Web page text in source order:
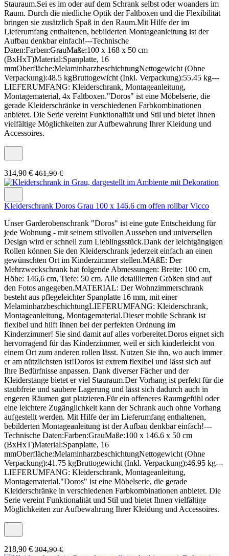
Stauraum.Sei es im oder auf dem Schrank selbst oder woanders im
Raum. Durch die niedliche Optik der Faltboxen und die Flexibilität
bringen sie zusätzlich Spaß in den Raum.Mit Hilfe der im
Lieferumfang enthaltenen, bebilderten Montageanleitung ist der
Aufbau denkbar einfach!---Technische
Daten:Farben:GrauMaße:100 x 168 x 50 cm
(BxHxT)Material:Spanplatte, 16
mmOberfläche:MelaminharzbeschichtungNettogewicht (Ohne
Verpackung):48.5 kgBruttogewicht (Inkl. Verpackung):55.45 kg---
LIEFERUMFANG: Kleiderschrank, Montageanleitung,
Montagematerial, 4x Faltboxen."Doros" ist eine Möbelserie, die
gerade Kleiderschränke in verschiedenen Farbkombinationen
anbietet. Die Serie vereint Funktionalität und Stil und bietet Ihnen
vielfältige Möglichkeiten zur Aufbewahrung Ihrer Kleidung und
Accessoires.
314,90 € 461,90 €
Kleiderschrank Doros Grau 100 x 146.6 cm offen rollbar Vicco
Unser Garderobenschrank "Doros" ist eine gute Entscheidung für
jede Wohnung - mit seinem stilvollen Aussehen und universellen
Design wird er schnell zum Lieblingsstück.Dank der leichtgängigen
Rollen können Sie den Kleiderschrank jederzeit einfach an einen
gewünschten Ort im Kinderzimmer stellen.MAßE: Der
Mehrzweckschrank hat folgende Abmessungen: Breite: 100 cm,
Höhe: 146,6 cm, Tiefe: 50 cm. Alle detaillierten Größen sind auf
den Fotos angegeben.MATERIAL: Der Wohnzimmerschrank
besteht aus pflegeleichter Spanplatte 16 mm, mit einer
MelaminharzbeschichtungLIEFERUMFANG: Kleiderschrank,
Montageanleitung, Montagematerial.Dieser mobile Schrank ist
flexibel und hilft Ihnen bei der perfekten Ordnung im
Kinderzimmer! Sie sind damit auf alles vorbereitet.Doros eignet sich
hervorragend für das Kinderzimmer, weil er sich kinderleicht von
einem Ort zum anderen rollen lässt. Nutzen Sie ihn, wo auch immer
er am nützlichsten ist!Doros ist extrem flexibel und lässt sich auf
Ihre Bedürfnisse anpassen. Dank diverser Fächer und der
Kleiderstange bietet er viel Stauraum.Der Vorhang ist perfekt für die
staubfreie und saubere Lagerung und lässt sich dadurch auch in
engeren Räumen gut platzieren.Für ein offeneres Raumgefühl oder
eine leichtere Zugänglichkeit kann der Schrank auch ohne Vorhang
aufgestellt werden. Mit Hilfe der im Lieferumfang enthaltenen,
bebilderten Montageanleitung ist der Aufbau denkbar einfach!---
Technische Daten:Farben:GrauMaße:100 x 146.6 x 50 cm
(BxHxT)Material:Spanplatte, 16
mmOberfläche:MelaminharzbeschichtungNettogewicht (Ohne
Verpackung):41.75 kgBruttogewicht (Inkl. Verpackung):46.95 kg---
LIEFERUMFANG: Kleiderschrank, Montageanleitung,
Montagematerial."Doros" ist eine Möbelserie, die gerade
Kleiderschränke in verschiedenen Farbkombinationen anbietet. Die
Serie vereint Funktionalität und Stil und bietet Ihnen vielfältige
Möglichkeiten zur Aufbewahrung Ihrer Kleidung und Accessoires.
218,90 € 304,90 €